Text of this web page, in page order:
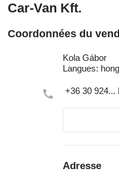
Car-Van Kft.
Coordonnées du
Kola Gábor
Langues:
+36 30 924...
Adresse